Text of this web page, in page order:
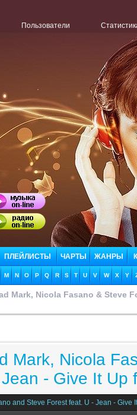
Пользователи
ПЛЕЙЛИСТЫ ЧАРТЫ ЖАНРЫ
M N O P Q R S T U V W X Y
Mark, Nicola Fasano & Steve
Mark, Nicola
- Give It Up
and Steve Forest feat. U - Jean - Give